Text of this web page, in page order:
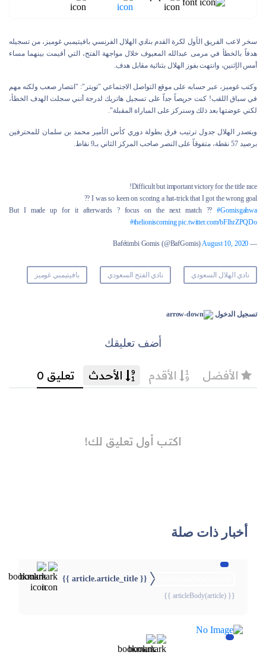
سخر لاعب الفريق الأول لكرة القدم بنادي الهلال الفرنسي بافيتيمبي غوميز، من تسجيله
هدفاً بالخطأ في مرمى عبدالله المعيوف خلال مواجهة الفتح، التي أقيمت بينهما مساء
أمس الإثنين، وانتهت بفوز الهلال بثنائية مقابل هدف.
وكتب غوميز، عبر حسابه على موقع التواصل الاجتماعي "تويتر": "انتصار صعب ولكنه مهم
في سباق اللقب! كنت حريصاً جداً على تسجيل هاتريك لدرجة أنني سجلت الهدف الخطأ،
لكني عوضتها بعد ذلك وسنركز على المباراة المقبلة".
ويتصدر الهلال جدول ترتيب فرق بطولة دوري كأس الأمير محمد بن سلمان للمحترفين
برصيد 57 نقطة، متفوقاً على النصر صاحب المركز الثاني بـ9 نقاط.
Difficult but important victory for the title race!
I was so keen on scoring a hat-trick that I got the wrong goal ??
But I made up for it afterwards ? focus on the next match ??#Gomisgahwa
#thelioniscoming pic.twitter.com/bFlhrZPQDo
— Bafétimbi Gomis (@BafGomis)
August 10, 2020
نادي الهلال السعودي نادي الفتح السعودي بافيتيمبي غوميز
تسجيل الدخول
أضف تعليقك
أخبار ذات صلة
{{ article.article_title }}
{{ articleBody(article) }}